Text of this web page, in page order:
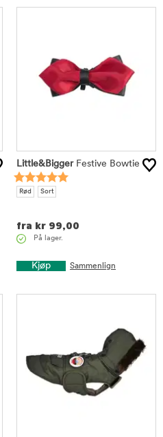
Little&BiggerFestive Bowtie
Rød Sort
fra kr 99,00
På lager.
Kjøp Sammenlign